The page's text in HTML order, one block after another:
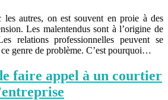
les autres, on est souvent en proie à des
Les malentendus sont à l’origine de
relations professionnelles peuvent se
genre de problème. C’est pourquoi…
faire appel à un courtier